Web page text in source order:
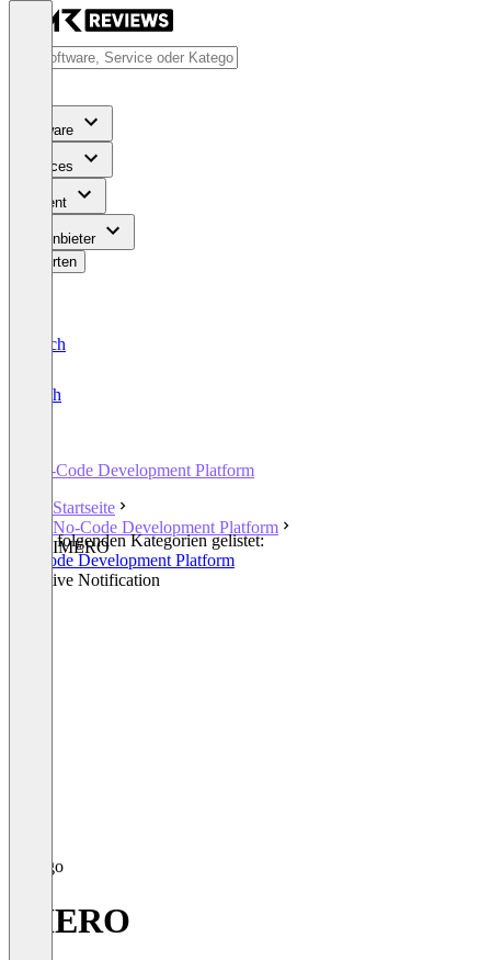
Software
Services
Content
Für Anbieter
Bewerten
Deutsch
English
No-Code Development Platform
Startseite
No-Code Development Platform
IMERO
In den folgenden Kategorien gelistet:
No-Code Development Platform
Proactive Notification
IMERO